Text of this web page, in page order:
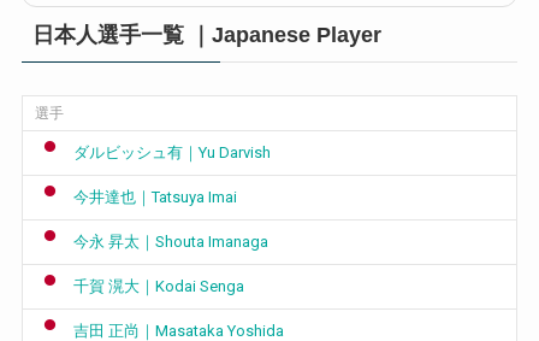
日本人選手一覧 ｜Japanese Player
選手
ダルビッシュ有｜Yu Darvish
今井達也｜Tatsuya Imai
今永 昇太｜Shouta Imanaga
千賀 滉大｜Kodai Senga
吉田 正尚｜Masataka Yoshida